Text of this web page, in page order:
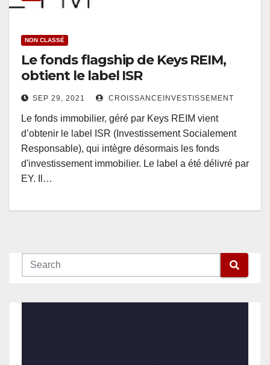
NON CLASSÉ
Le fonds flagship de Keys REIM,
obtient le label ISR
SEP 29, 2021 CROISSANCEINVESTISSEMENT
Le fonds immobilier, géré par Keys REIM vient
d’obtenir le label ISR (Investissement Socialement
Responsable), qui intègre désormais les fonds
d'investissement immobilier. Le label a été délivré par
EY. Il…